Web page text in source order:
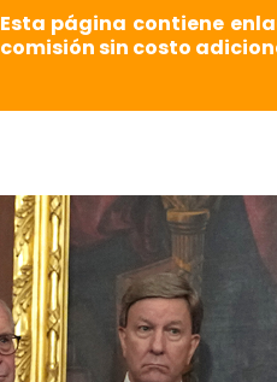
Esta página contiene
comisión sin costo